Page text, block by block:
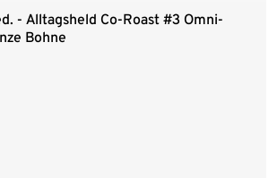
- Alltagsheld Co-Roast #3 Omni-
Bohne